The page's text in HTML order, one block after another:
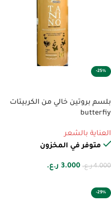
-25%
بلسم بروتين خالي من الكربيتات
butterfiy
العناية بالشعر
متوفر في المخزون
4.000 ر.ع. 3.000 ر.ع.
-29%